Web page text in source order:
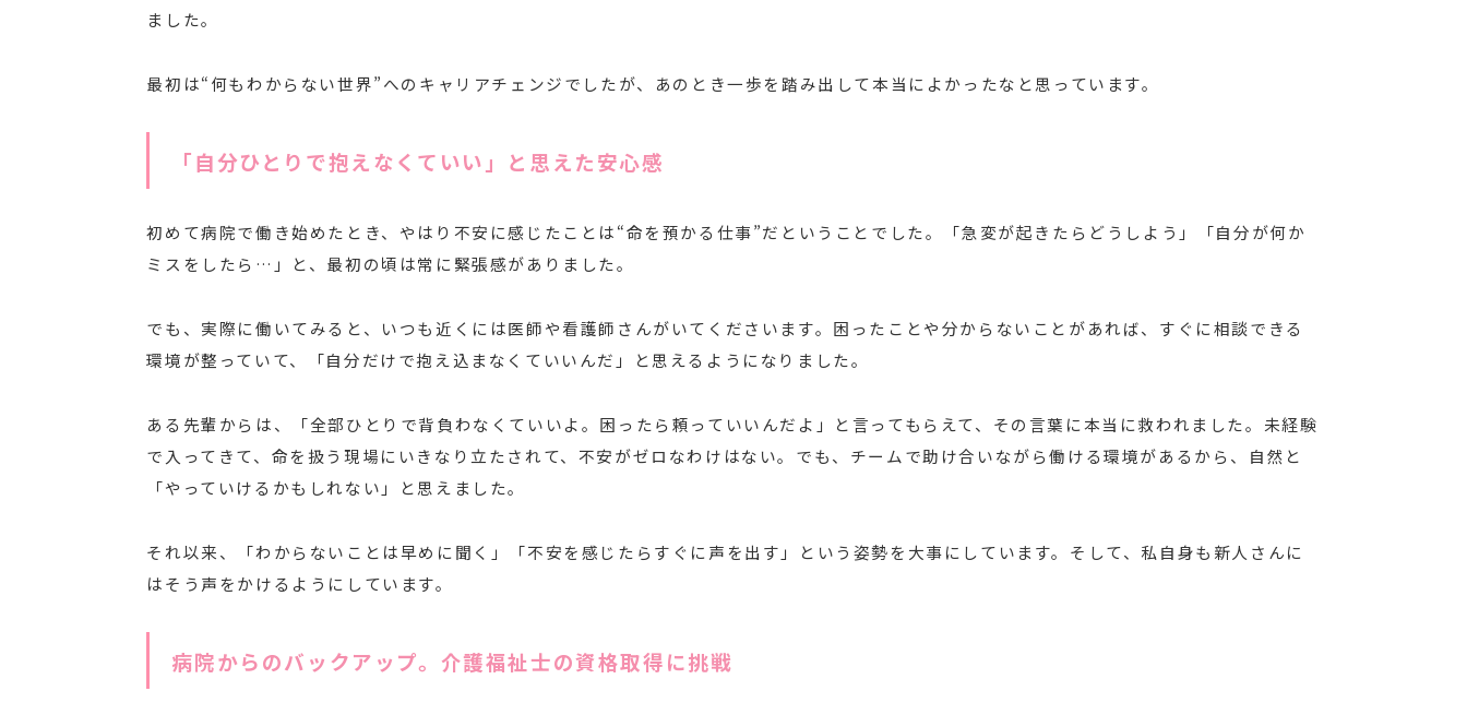
ました。
最初は“何もわからない世界”へのキャリアチェンジでしたが、あのとき一歩を踏み出して本当によかったなと思っています。
「自分ひとりで抱えなくていい」と思えた安心感
初めて病院で働き始めたとき、やはり不安に感じたことは“命を預かる仕事”だということでした。「急変が起きたらどうしよう」「自分が何か
ミスをしたら…」と、最初の頃は常に緊張感がありました。
でも、実際に働いてみると、いつも近くには医師や看護師さんがいてくださいます。困ったことや分からないことがあれば、すぐに相談できる
環境が整っていて、「自分だけで抱え込まなくていいんだ」と思えるようになりました。
ある先輩からは、「全部ひとりで背負わなくていいよ。困ったら頼っていいんだよ」と言ってもらえて、その言葉に本当に救われました。未経験
で入ってきて、命を扱う現場にいきなり立たされて、不安がゼロなわけはない。でも、チームで助け合いながら働ける環境があるから、自然と
「やっていけるかもしれない」と思えました。
それ以来、「わからないことは早めに聞く」「不安を感じたらすぐに声を出す」という姿勢を大事にしています。そして、私自身も新人さんに
はそう声をかけるようにしています。
病院からのバックアップ。介護福祉士の資格取得に挑戦